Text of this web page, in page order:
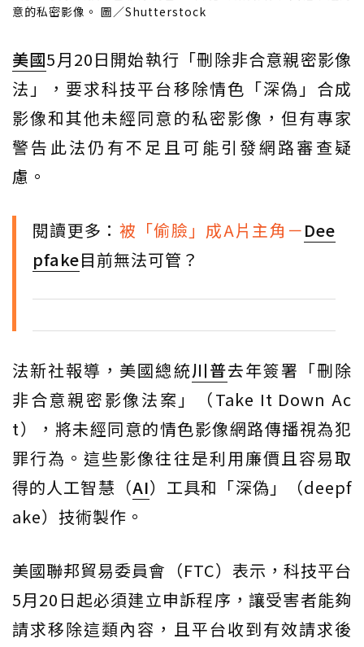
意的私密影像。 圖／Shutterstock
美國5月20日開始執行「刪除非合意親密影像
法」，要求科技平台移除情色「深偽」合成
影像和其他未經同意的私密影像，但有專家
警告此法仍有不足且可能引發網路審查疑
慮。
閱讀更多： 被「偷臉」成A片主角－Dee
pfake目前無法可管？
法新社報導，美國總統川普去年簽署「刪除
非合意親密影像法案」（Take It Down Ac
t），將未經同意的情色影像網路傳播視為犯
罪行為。這些影像往往是利用廉價且容易取
得的人工智慧（AI）工具和「深偽」（deepf
ake）技術製作。
美國聯邦貿易委員會（FTC）表示，科技平台
5月20日起必須建立申訴程序，讓受害者能夠
請求移除這類內容，且平台收到有效請求後